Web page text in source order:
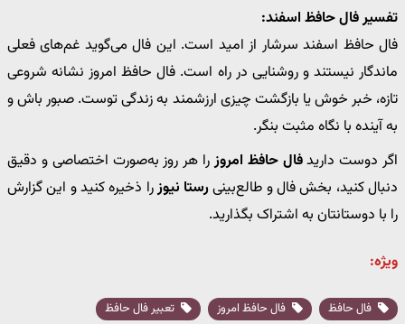
تفسیر فال حافظ اسفند:
فال حافظ اسفند سرشار از امید است. این فال می‌گوید غم‌های فعلی
ماندگار نیستند و روشنایی در راه است. فال حافظ امروز نشانه شروعی
تازه، خبر خوش یا بازگشت چیزی ارزشمند به زندگی توست. صبور باش و
به آینده با نگاه مثبت بنگر.
اگر دوست داریدفال حافظ امروزرا هر روز به‌صورت اختصاصی و دقیق
دنبال کنید، بخش فال و طالع‌بینیرستا نیوزرا ذخیره کنید و این گزارش
را با دوستانتان به اشتراک بگذارید.
ویژه:
فال حافظ فال حافظ امروز
تعبیر فال حافظ